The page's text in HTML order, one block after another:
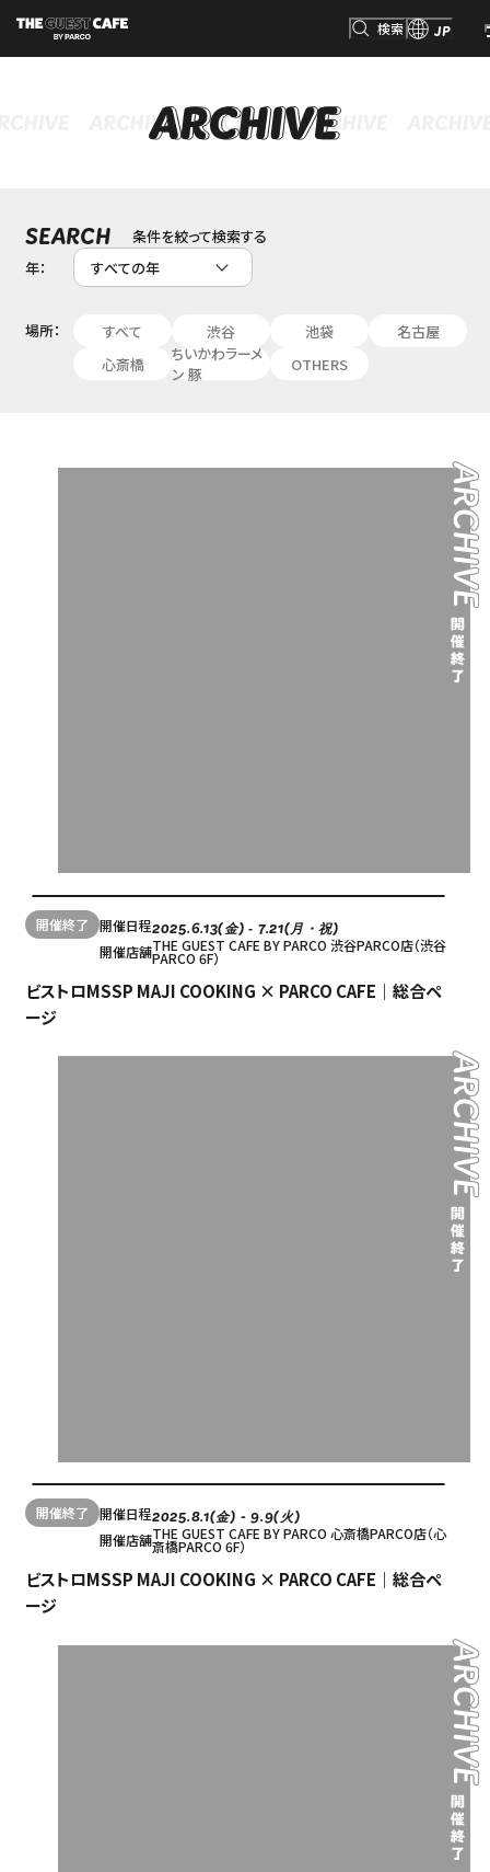
検索 JP
検索
SEARCH
条件を絞って検索する
年：
場所： すべて 渋谷 池袋
名古屋
心斎橋
ちいかわラーメ
ン 豚
OTHERS
開催終了 開催日程2025.6.13(金) ‐ 7.21(月・祝)
開催店舗THE GUEST CAFE BY PARCO 渋谷PARCO店（渋谷
PARCO 6F）
ビストロMSSP MAJI COOKING × PARCO CAFE｜総合ペ
ージ
開催終了 開催日程2025.8.1(金) - 9.9(火)
開催店舗THE GUEST CAFE BY PARCO 心斎橋PARCO店（心
斎橋PARCO 6F）
ビストロMSSP MAJI COOKING × PARCO CAFE｜総合ペ
ージ